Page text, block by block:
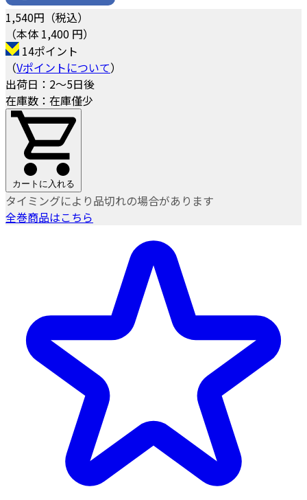
1,540円（税込）
（本体 1,400 円）
14ポイント
（Vポイントについて）
出荷日：2～5日後
在庫数：在庫僅少
カートに入れる
タイミングにより品切れの場合があります
全巻商品はこちら